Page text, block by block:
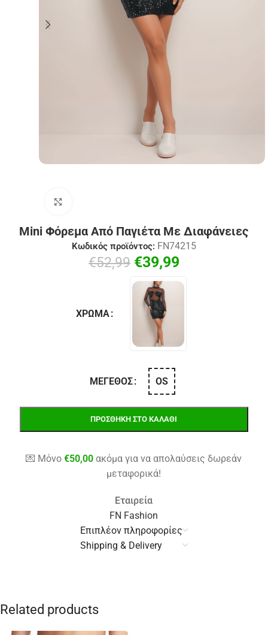
Mini Φόρεμα Από Παγιέτα Με Διαφάνειες
Κωδικός προϊόντος: FN74215
€52,99 €39,99
ΧΡΏΜΑ
ΜΈΓΕΘΟΣ OS
ΠΡΟΣΘΉΚΗ ΣΤΟ ΚΑΛΆΘΙ
💌 Μόνο€50,00 ακόμα για να απολαύσεις δωρεάν
μεταφορικά!
Εταιρεία
FN Fashion
Επιπλέον πληροφορίες
Shipping & Delivery
Related products